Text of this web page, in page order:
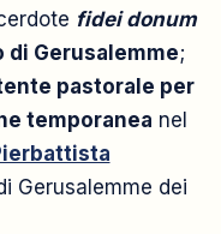
fidei donum
di Gerusalemme;
pastorale per
temporanea nel
Gerusalemme dei